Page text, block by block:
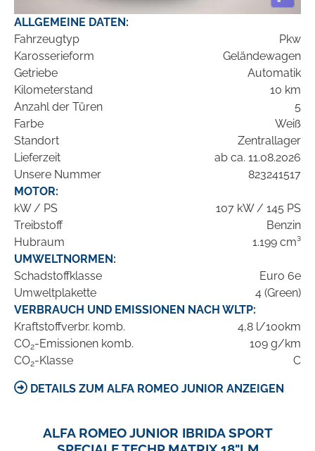
ALLGEMEINE DATEN:
Fahrzeugtyp
Pkw
Karosserieform
Geländewagen
Getriebe
Automatik
Kilometerstand
10 km
Anzahl der Türen
5
Farbe
Weiß
Standort
Zentrallager
Lieferzeit
ab ca. 11.08.2026
Unsere Nummer
823241517
MOTOR:
kW / PS
107 kW / 145 PS
Treibstoff
Benzin
Hubraum
1.199 cm³
UMWELTNORMEN:
Schadstoffklasse
Euro 6e
Umweltplakette
4 (Green)
VERBRAUCH UND EMISSIONEN NACH WLTP:
Kraftstoffverbr. komb.
4,8 l/100km
CO2-Emissionen komb.
109 g/km
CO2-Klasse C
DETAILS ZUM ALFA ROMEO JUNIOR ANZEIGEN
ALFA ROMEO JUNIOR IBRIDA SPORT